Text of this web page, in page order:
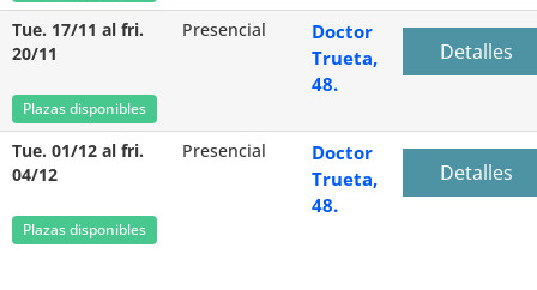
Tue. 17/11 al fri.
20/11
Plazas disponibles
Presencial
Doctor
Trueta,
48.
Detalles
Tue. 01/12 al fri.
04/12
Plazas disponibles
Presencial
Doctor
Trueta,
48.
Detalles